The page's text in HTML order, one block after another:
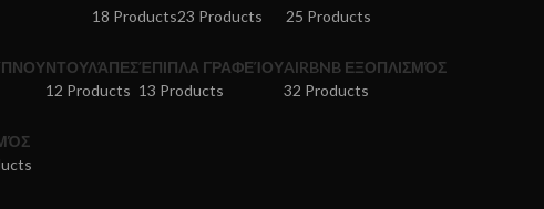
18 Products23 Products
25 Products
ΝΤΟΥΛΆΠΕΣ
12 Products
ΈΠΙΠΛΑ ΓΡΑΦΕΊΟΥ
13 Products
AIRBNB ΕΞΟΠΛΙΣΜΌΣ
32 Products